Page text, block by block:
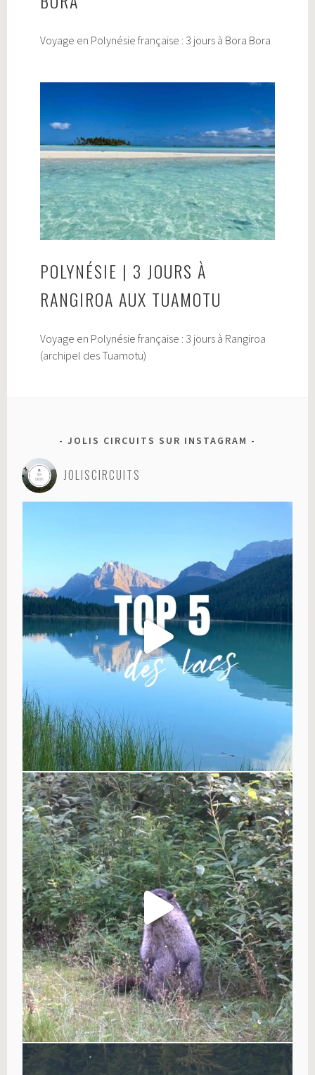
Voyage en Polynésie française : 3 jours à Bora Bora
POLYNÉSIE | 3 JOURS À
RANGIROA AUX TUAMOTU
Voyage en Polynésie française : 3 jours à Rangiroa
(archipel des Tuamotu)
JOLIS CIRCUITS SUR INSTAGRAM
JOLISCIRCUITS